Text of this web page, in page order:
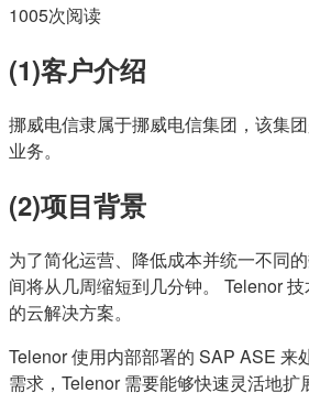
1005次阅读
(1)客户介绍
挪威电信隶属于挪威电信集团，该集
业务。
(2)项目背景
为了简化运营、降低成本并统一不同
间将从几周缩短到几分钟。 Telenor
的云解决方案。
Telenor 使用内部部署的 SAP ASE
需求，Telenor 需要能够快速灵活地